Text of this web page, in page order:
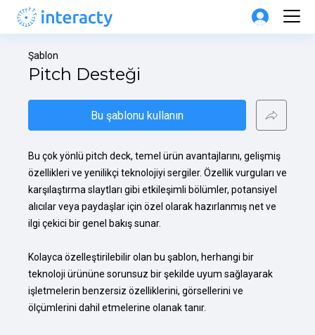
Şablon
Pitch Desteği
Bu şablonu kullanın
Bu çok yönlü pitch deck, temel ürün avantajlarını, gelişmiş
özellikleri ve yenilikçi teknolojiyi sergiler. Özellik vurguları ve
karşılaştırma slaytları gibi etkileşimli bölümler, potansiyel
alıcılar veya paydaşlar için özel olarak hazırlanmış net ve
ilgi çekici bir genel bakış sunar.
Kolayca özelleştirilebilir olan bu şablon, herhangi bir
teknoloji ürününe sorunsuz bir şekilde uyum sağlayarak
işletmelerin benzersiz özelliklerini, görsellerini ve
ölçümlerini dahil etmelerine olanak tanır.